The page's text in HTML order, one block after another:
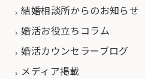
結婚相談所からのお知らせ
婚活お役立ちコラム
婚活カウンセラーブログ
メディア掲載